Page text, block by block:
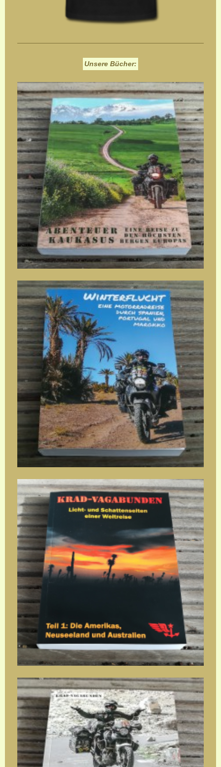
Unsere Bücher: